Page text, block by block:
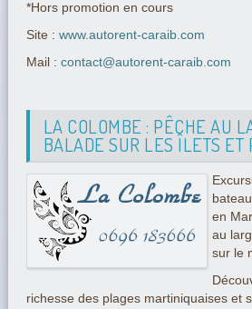
*Hors promotion en cours
Site : www.autorent-caraib.com
Mail : contact@autorent-caraib.com
LA COLOMBE : PÊCHE AU
BALADE SUR LES ÎLETS ET
en
au
sur le
richesse des plages martiniquaises et